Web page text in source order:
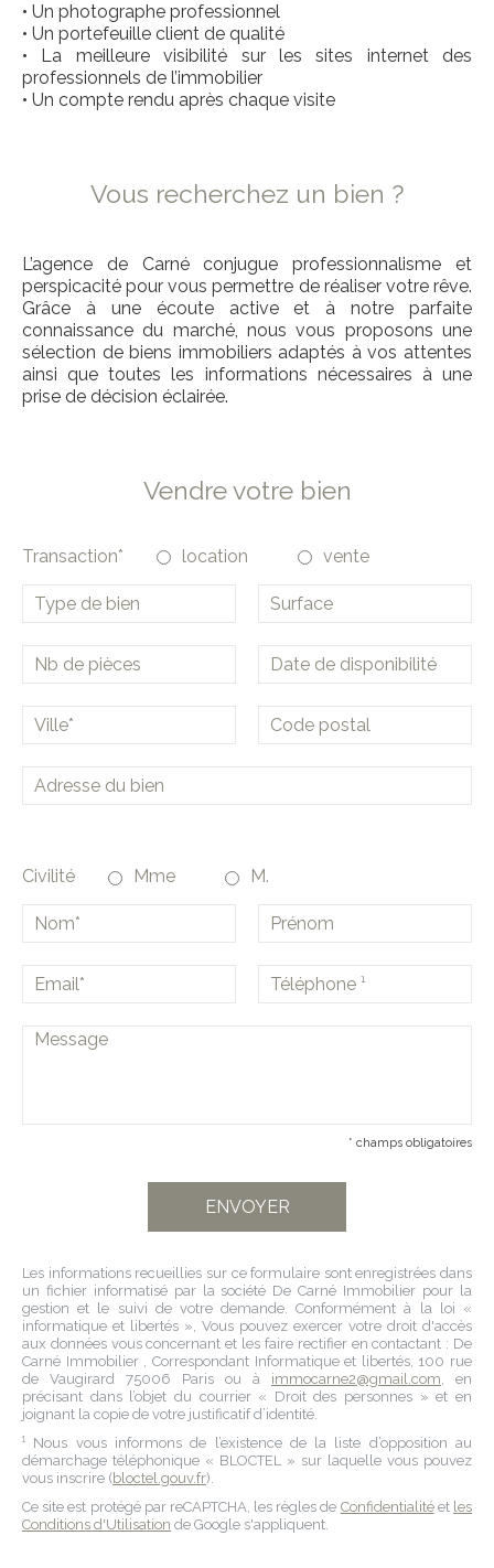
• Un photographe professionnel
• Un portefeuille client de qualité
• La meilleure visibilité sur les sites internet des
professionnels de l’immobilier
• Un compte rendu après chaque visite
Vous recherchez un bien ?
L’agence de Carné conjugue professionnalisme et
perspicacité pour vous permettre de réaliser votre rêve.
Grâce à une écoute active et à notre parfaite
connaissance du marché, nous vous proposons une
sélection de biens immobiliers adaptés à vos attentes
ainsi que toutes les informations nécessaires à une
prise de décision éclairée.
Vendre votre bien
Transaction* location vente
Civilité Mme M.
* champs obligatoires
Les informations recueillies sur ce formulaire sont enregistrées dans
un fichier informatisé par la société De Carné Immobilier pour la
gestion et le suivi de votre demande. Conformément à la loi «
informatique et libertés », Vous pouvez exercer votre droit d'accès
aux données vous concernant et les faire rectifier en contactant : De
Carné Immobilier , Correspondant Informatique et libertés, 100 rue
de Vaugirard 75006 Paris ou à immocarne2@gmail.com, en
précisant dans l’objet du courrier « Droit des personnes » et en
joignant la copie de votre justificatif d’identité.
¹ Nous vous informons de l’existence de la liste d’opposition au
démarchage téléphonique « BLOCTEL » sur laquelle vous pouvez
vous inscrire (bloctel.gouv.fr).
Ce site est protégé par reCAPTCHA, les règles de Confidentialitéet les
Conditions d'Utilisation de Google s'appliquent.